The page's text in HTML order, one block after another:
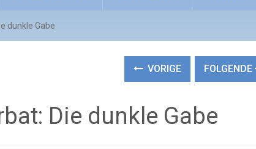
dunkle Gabe
VORIGE FOLGENDE
Die dunkle Gabe